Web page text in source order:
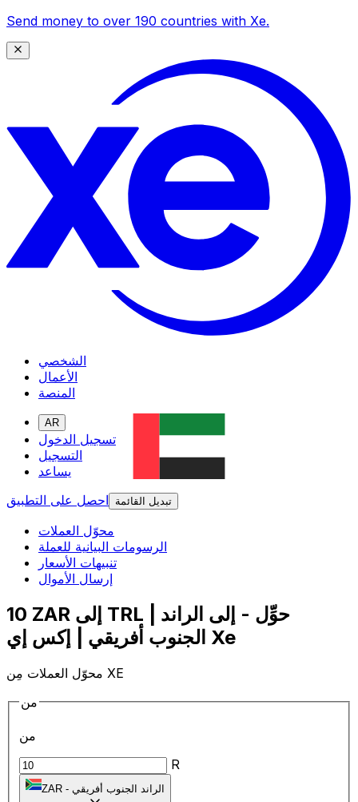
Send money to over 190 countries with Xe.
الشخصي
الأعمال
المنصة
AR
تسجيل الدخول
التسجيل
يساعد
احصل على التطبيق
تبديل القائمة
محوّل العملات
الرسومات البيانية للعملة
تنبيهات الأسعار
إرسال الأموال
10 ZAR إلى TRL | حوِّل - إلى الراند
الجنوب أفريقي | إكس إي Xe
محوّل العملات مِن XE
من
من
R
ZAR - الراند الجنوب أفريقي